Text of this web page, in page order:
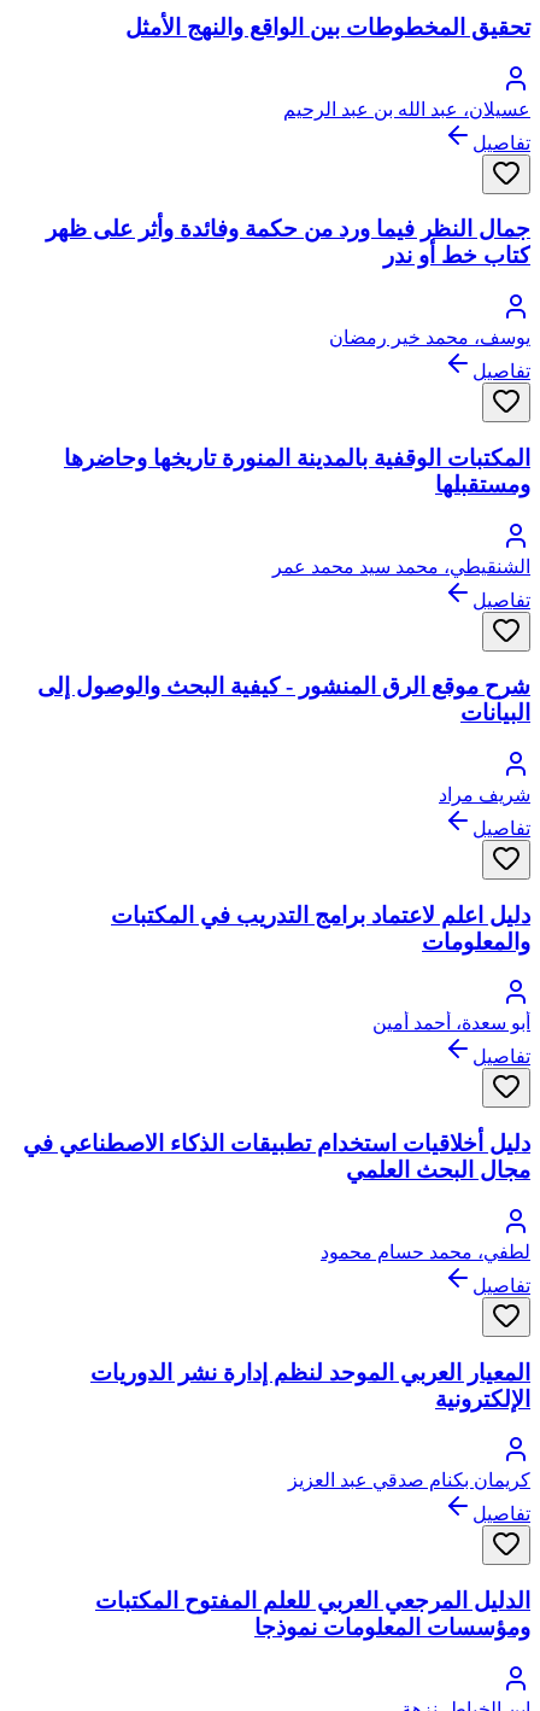
تحقيق المخطوطات بين الواقع والنهج الأمثل
عسيلان، عبد الله بن عبد الرحيم
تفاصيل
جمال النظر فيما ورد من حكمة وفائدة وأثر على ظهر
كتاب خط أو ندر
يوسف، محمد خير رمضان
تفاصيل
المكتبات الوقفية بالمدينة المنورة تاريخها وحاضرها
ومستقبلها
الشنقيطي، محمد سيد محمد عمر
تفاصيل
شرح موقع الرق المنشور - كيفية البحث والوصول إلى
البيانات
شريف مراد
تفاصيل
دليل اعلم لاعتماد برامج التدريب في المكتبات
والمعلومات
أبو سعدة، أحمد أمين
تفاصيل
دليل أخلاقيات استخدام تطبيقات الذكاء الاصطناعي في
مجال البحث العلمي
لطفي، محمد حسام محمود
تفاصيل
المعيار العربي الموحد لنظم إدارة نشر الدوريات
الإلكترونية
كريمان بكنام صدقي عبد العزيز
تفاصيل
الدليل المرجعي العربي للعلم المفتوح المكتبات
ومؤسسات المعلومات نموذجا